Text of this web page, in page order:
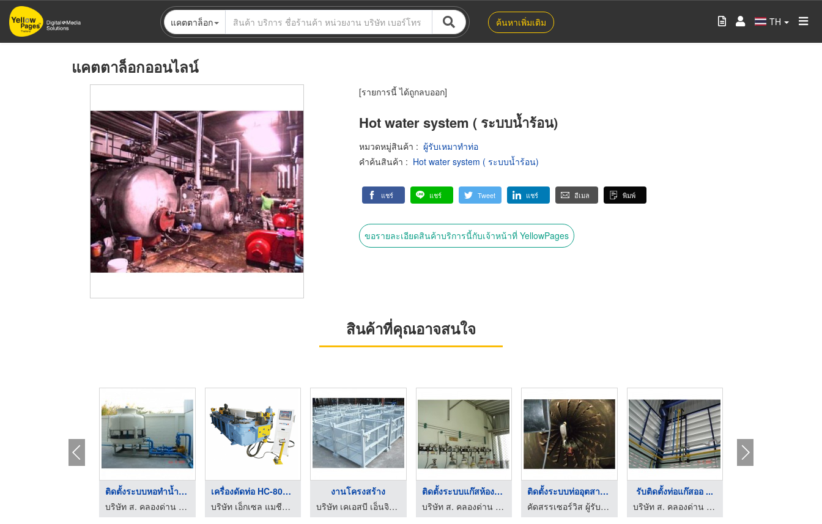
ข้าม
ไป
แคตตาล็อก ค้นหาเพิ่มเติม TH
แคตตาล็อกออนไลน์
[รายการนี้ ได้ถูกลบออก]
Hot water system ( ระบบน้ำร้อน)
หมวดหมู่สินค้า : ผู้รับเหมาทำท่อ
คำค้นสินค้า : Hot water system ( ระบบน้ำร้อน)
แชร์ แชร์ Tweet แชร์ อีเมล พิมพ์
ขอรายละเอียดสินค้าบริการนี้กับเจ้าหน้าที่ YellowPages
สินค้าที่คุณอาจสนใจ
ติดตั้งระบบหอทำน้ำเย ...
บริษัท ส. คลองด่าน เทคโนโลยี จำกัด
เครื่องดัดท่อ HC-800 ...
บริษัท เอ็กเซล แมชีน เทค จำกัด
งานโครงสร้าง
บริษัท เคเอสบี เอ็นจิเนียริ่ง แอนด์ ซัพพลาย จำกัด
ติดตั้งระบบแก๊สห้องแ ...
บริษัท ส. คลองด่าน เทคโนโลยี จำกัด
ติดตั้งระบบท่ออุตสาห ...
คัดสรรเซอร์วิส ผู้รับเหมาระบบไฟฟ้าและเครื่องจักรโรงงาน
รับติดตั้งท่อแก๊สออ ...
บริษัท ส. คลองด่าน เทคโนโลยี จำกัด